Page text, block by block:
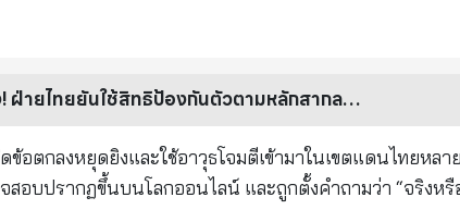
นุษย์ทั้งหลายจึงเอาน้ำล้างเท้า รุ่ง
าลกุมาร. ศีรษะของเราถ้าจะตั้งไว้บนแผ่นดินไฟก็
ถ้าจะทิ้งไว้ในมหาสมุทรน้ำก็จะแห้ง จึงให้ธิดาทั้งเจ็ดนั้นเอ
ารับพระเศียรบิดาไว้แล้ว แห่ทำประทักษิณ รอบเขาพระสุเ
าศ บูชาด้วยเครื่องทิพย์ต่างๆ พระวิศณุกรรมก็นฤมิตรแล้วด้
งปวงก็นำเอาเถาฉมุลาด ลงมาล้างในสระอโนดาตเจ็ดครั้งแ
ฝ่ายไทยยันใช้สิทธิป้องกันตัวตามหลักสากล…
อตกลงหยุดยิงและใช้อาวุธโจมตีเข้ามาในเขตแดนไทยหลา